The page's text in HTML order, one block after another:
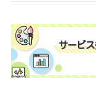
ビジネス・クリ
Google スプレッド
Google ドキュメン
PowerPoint:10年
Google